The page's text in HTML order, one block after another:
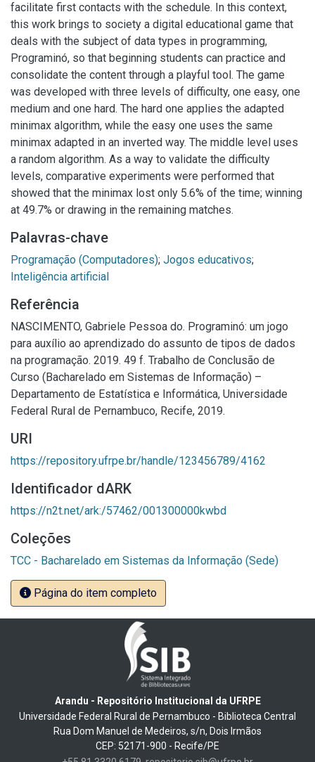
facilitate first contacts with the schedule. In this context,
this work brings to society a digital educational game that
deals with the subject of data types in programming,
Programinó, so that beginning students can practice and
consolidate the content through a playful tool. The game
was developed with three levels of difficulty, one easy, one
medium and one hard. The hard one applies the adapted
minimax algorithm, while the easy one uses the same
minimax adapted in an inverted way. The middle level uses
a random algorithm. As a way to validate the difficulty
levels, comparative experiments were performed that
showed that the minimax lost only 5.6% of the time; winning
at 49.7% or drawing in the remaining matches.
Palavras-chave
Programação (Computadores); Jogos educativos;
Inteligência artificial
Referência
NASCIMENTO, Gabriele Pessoa do. Programinó: um jogo
para auxílio ao aprendizado do assunto de tipos de dados
na programação. 2019. 49 f. Trabalho de Conclusão de
Curso (Bacharelado em Sistemas de Informação) –
Departamento de Estatística e Informática, Universidade
Federal Rural de Pernambuco, Recife, 2019.
URI
https://repository.ufrpe.br/handle/123456789/4162
Identificador dARK
https://n2t.net/ark:/57462/001300000kwbd
Coleções
TCC - Bacharelado em Sistemas da Informação (Sede)
Página do item completo
Arandu - Repositório Institucional da UFRPE
Universidade Federal Rural de Pernambuco - Biblioteca Central
Rua Dom Manuel de Medeiros, s/n, Dois Irmãos
CEP: 52171-900 - Recife/PE